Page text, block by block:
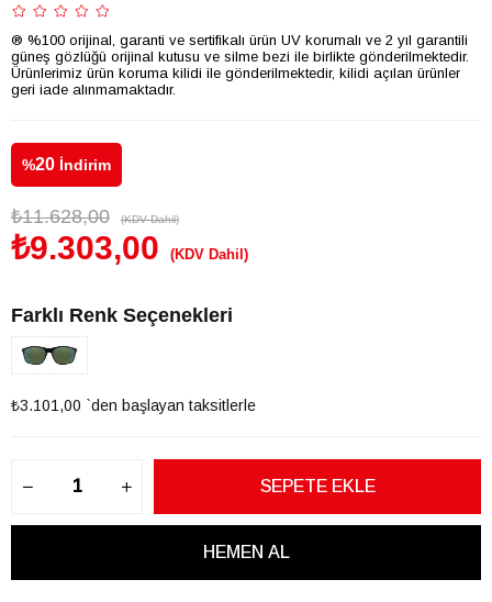
® %100 orijinal, garanti ve sertifikalı ürün UV korumalı ve 2 yıl garantili
güneş gözlüğü orijinal kutusu ve silme bezi ile birlikte gönderilmektedir.
Ürünlerimiz ürün koruma kilidi ile gönderilmektedir, kilidi açılan ürünler
geri iade alınmamaktadır.
%20 İndirim
₺11.628,00 (KDV Dahil)
₺9.303,00 (KDV Dahil)
Farklı Renk Seçenekleri
₺3.101,00 `den başlayan taksitlerle